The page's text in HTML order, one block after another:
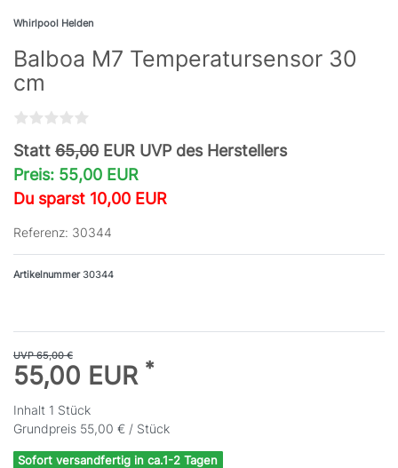
Whirlpool Helden
Balboa M7 Temperatursensor 30
cm
Statt 65,00 EUR UVP des Herstellers
Preis: 55,00 EUR
Du sparst 10,00 EUR
Referenz: 30344
Artikelnummer 30344
UVP 65,00 €
55,00 EUR *
Inhalt 1 Stück
Grundpreis 55,00 € / Stück
Sofort versandfertig in ca.1-2 Tagen